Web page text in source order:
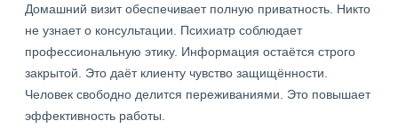
Домашний визит обеспечивает полную приватность. Никто
не узнает о консультации. Психиатр соблюдает
профессиональную этику. Информация остаётся строго
закрытой. Это даёт клиенту чувство защищённости.
Человек свободно делится переживаниями. Это повышает
эффективность работы.